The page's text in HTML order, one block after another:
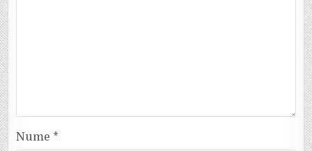
Nume *